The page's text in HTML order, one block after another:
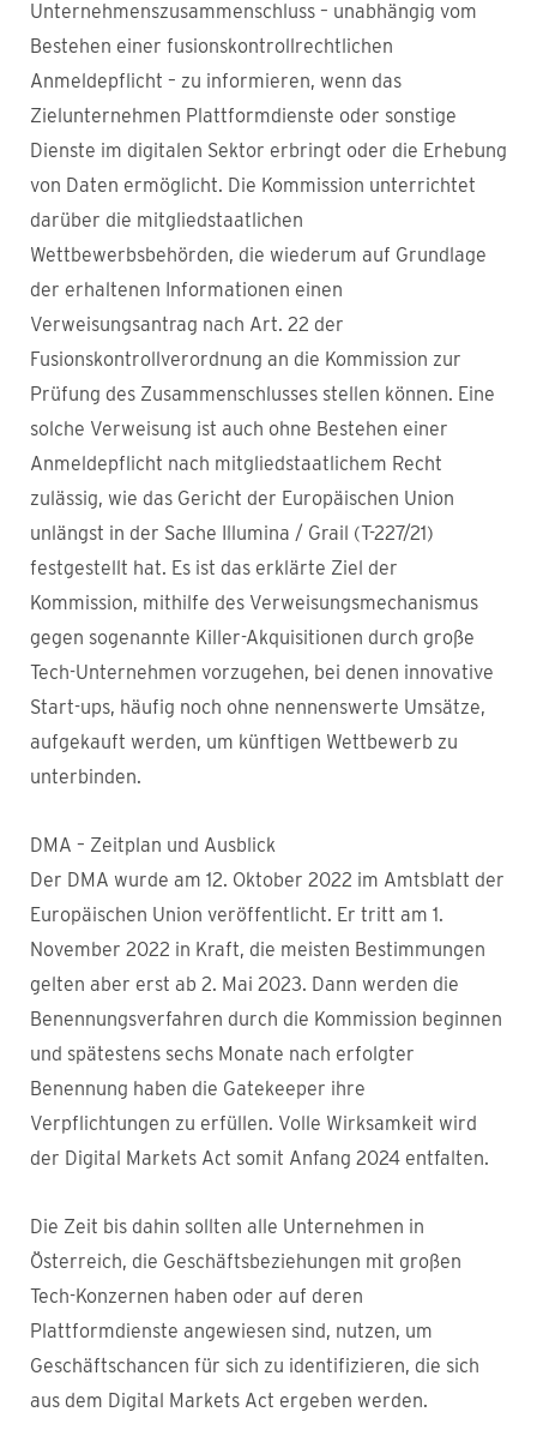
Unternehmenszusammenschluss – unabhängig vom
Bestehen einer fusionskontrollrechtlichen
Anmeldepflicht – zu informieren, wenn das
Zielunternehmen Plattformdienste oder sonstige
Dienste im digitalen Sektor erbringt oder die Erhebung
von Daten ermöglicht. Die Kommission unterrichtet
darüber die mitgliedstaatlichen
Wettbewerbsbehörden, die wiederum auf Grundlage
der erhaltenen Informationen einen
Verweisungsantrag nach Art. 22 der
Fusionskontrollverordnung an die Kommission zur
Prüfung des Zusammenschlusses stellen können. Eine
solche Verweisung ist auch ohne Bestehen einer
Anmeldepflicht nach mitgliedstaatlichem Recht
zulässig, wie das Gericht der Europäischen Union
unlängst in der Sache Illumina / Grail (T-227/21)
festgestellt hat. Es ist das erklärte Ziel der
Kommission, mithilfe des Verweisungsmechanismus
gegen sogenannte Killer-Akquisitionen durch große
Tech-Unternehmen vorzugehen, bei denen innovative
Start-ups, häufig noch ohne nennenswerte Umsätze,
aufgekauft werden, um künftigen Wettbewerb zu
unterbinden.
DMA – Zeitplan und Ausblick
Der DMA wurde am 12. Oktober 2022 im Amtsblatt der
Europäischen Union veröffentlicht. Er tritt am 1.
November 2022 in Kraft, die meisten Bestimmungen
gelten aber erst ab 2. Mai 2023. Dann werden die
Benennungsverfahren durch die Kommission beginnen
und spätestens sechs Monate nach erfolgter
Benennung haben die Gatekeeper ihre
Verpflichtungen zu erfüllen. Volle Wirksamkeit wird
der Digital Markets Act somit Anfang 2024 entfalten.
Die Zeit bis dahin sollten alle Unternehmen in
Österreich, die Geschäftsbeziehungen mit großen
Tech-Konzernen haben oder auf deren
Plattformdienste angewiesen sind, nutzen, um
Geschäftschancen für sich zu identifizieren, die sich
aus dem Digital Markets Act ergeben werden.